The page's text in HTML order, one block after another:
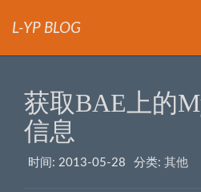
L-YP BLOG
获取BAE上的
信息
时间: 2013-05-28 分类: 其他